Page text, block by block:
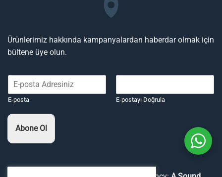
Ürünlerimiz hakkında kampanyalardan haberdar olmak için
bültene üye olun.
E-posta E-postayı Doğrula
Abone Ol